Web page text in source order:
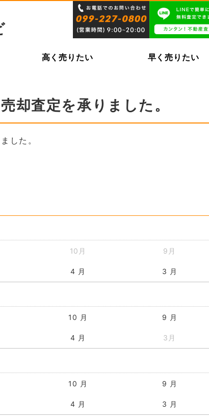
高く売りたい 早く売りたい
却査定を承りました。
した。
10月 9月
4 月 3 月
10 月 9 月
4 月 3月
10 月 9 月
4 月 3 月